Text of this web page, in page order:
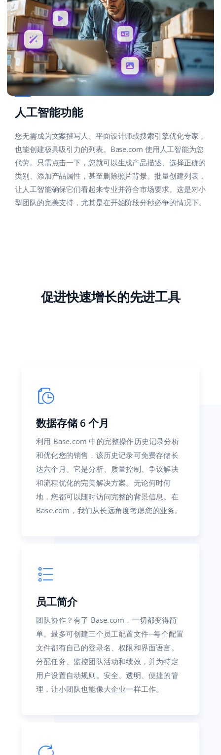
人工智能功能
您无需成为文案撰写人、平面设计师或搜索引擎优化专家，
也能创建极具吸引力的列表。Base.com 使用人工智能为您
代劳。只需点击一下，您就可以生成产品描述、选择正确的
类别、添加产品属性，甚至删除照片背景。批量创建列表，
让人工智能确保它们看起来专业并符合市场要求。这是对小
型团队的完美支持，尤其是在开始阶段分秒必争的情况下。
促进快速增长的先进工具
数据存储 6 个月
利用 Base.com 中的完整操作历史记录分析
和优化您的销售，该历史记录可免费存储长
达六个月。它是分析、质量控制、争议解决
和流程优化的完美解决方案。无论何时何
地，您都可以随时访问完整的背景信息。在
Base.com，我们从长远角度考虑您的业务。
员工简介
团队协作？有了 Base.com，一切都变得简
单。最多可创建三个员工配置文件--每个配置
文件都有自己的登录名、权限和界面语言。
分配任务、监控团队活动和绩效，并为特定
用户设置自动规则。安全、透明、便捷的管
理，让小团队也能像大企业一样工作。